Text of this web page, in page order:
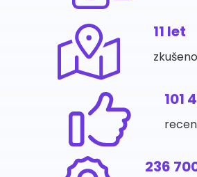
11 let
101
236